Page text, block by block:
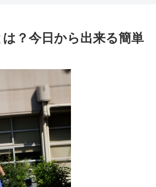
？今日から出来る簡単